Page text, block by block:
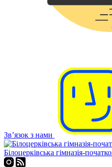
Зв’язок з нами
Білоцерківська гімназія-